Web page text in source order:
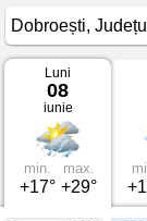
Vremea
Dobroești
08
iunie
2026
Județul
Ilfov
Luni
08
iunie
min.
+17°
max.
+29°